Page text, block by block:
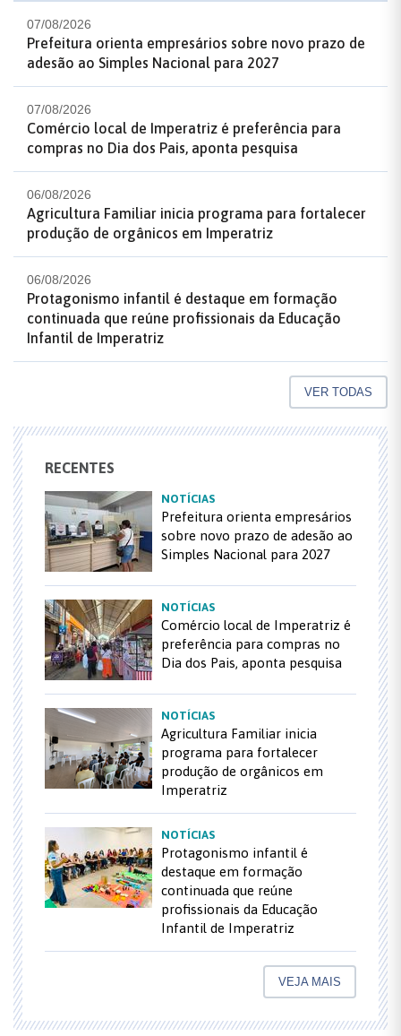
07/08/2026
Prefeitura orienta empresários sobre novo prazo de
adesão ao Simples Nacional para 2027
07/08/2026
Comércio local de Imperatriz é preferência para
compras no Dia dos Pais, aponta pesquisa
06/08/2026
Agricultura Familiar inicia programa para fortalecer
produção de orgânicos em Imperatriz
06/08/2026
Protagonismo infantil é destaque em formação
continuada que reúne profissionais da Educação
Infantil de Imperatriz
VER TODAS
RECENTES
NOTÍCIAS
Prefeitura orienta empresários
sobre novo prazo de adesão ao
Simples Nacional para 2027
NOTÍCIAS
Comércio local de Imperatriz é
preferência para compras no
Dia dos Pais, aponta pesquisa
NOTÍCIAS
Agricultura Familiar inicia
programa para fortalecer
produção de orgânicos em
Imperatriz
NOTÍCIAS
Protagonismo infantil é
destaque em formação
continuada que reúne
profissionais da Educação
Infantil de Imperatriz
VEJA MAIS